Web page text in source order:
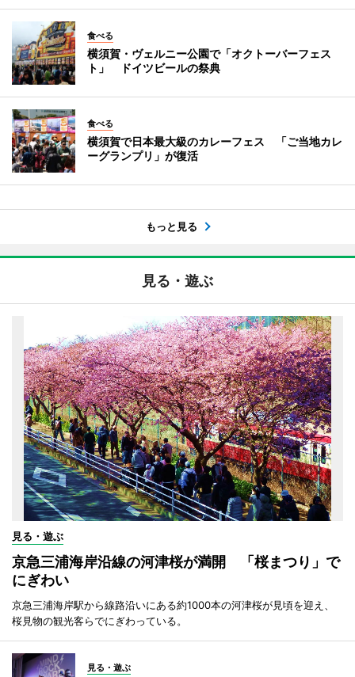
食べる
横須賀・ヴェルニー公園で「オクトーバーフェス
ト」 ドイツビールの祭典
食べる
横須賀で日本最大級のカレーフェス 「ご当地カレ
ーグランプリ」が復活
もっと見る
見る・遊ぶ
見る・遊ぶ
京急三浦海岸沿線の河津桜が満開 「桜まつり」で
にぎわい
京急三浦海岸駅から線路沿いにある約1000本の河津桜が見頃を迎え、
桜見物の観光客らでにぎわっている。
見る・遊ぶ